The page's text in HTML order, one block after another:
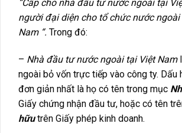
“Cấp cho nhà đầu tư nước ngoài tại
người đại diện cho tổ chức nước
Nam “. Trong đó:
– Nhà đầu tư nước ngoài tại Việt Nam
ngoài bỏ vốn trực tiếp vào công ty. Dấu
đơn giản nhất là họ có tên trong mục
Giấy chứng nhận đầu tư, hoặc có tên
hữutrên Giấy phép kinh doanh.